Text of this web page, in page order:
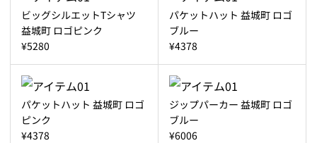
ビッグシルエットTシャツ
益城町 ロゴピンク
¥5280
パケットハット 益城町 ロゴ
ブルー
¥4378
パケットハット 益城町 ロゴ
ピンク
¥4378
ジップパーカー 益城町 ロゴ
ブルー
¥6006